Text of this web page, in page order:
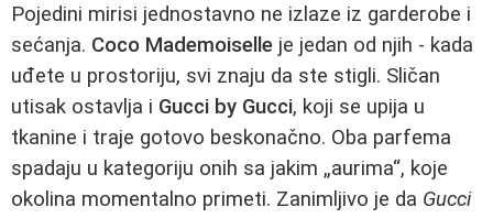
Pojedini mirisi jednostavno ne izlaze iz garderobe i
sećanja. Coco Mademoiselle je jedan od njih - kada
uđete u prostoriju, svi znaju da ste stigli. Sličan
utisak ostavlja i Gucci by Gucci, koji se upija u
tkanine i traje gotovo beskonačno. Oba parfema
spadaju u kategoriju onih sa jakim „aurima“, koje
okolina momentalno primeti. Zanimljivo je da Gucci